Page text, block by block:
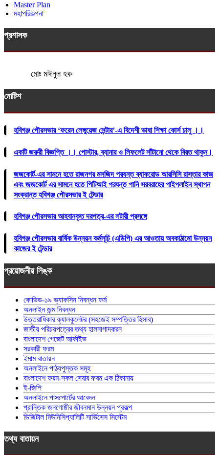
Master Plan
মহাপরিকল্পনা
প্রশাসক
মোঃ মঈনুল হক
নোটিশ
হবিগঞ্জ পৌরসভার ‘ফরেন লেঙ্গুয়েজ সেন্টার’-এ বিদেশী ভাষা শিক্ষা কোর্স চালু ।।
একটি জরুরী বিজ্ঞপ্তি ।। পোস্টার, ব্যানার ও লিফলেট সাঁটানো থেকে বিরত থাকুন।
জজকোর্ট-এর সামনে হতে রাজনগর মসজিদ পরযন্ত ব্যাকরোড আরসিসি রাস্তার কাজ
এবং জজকোর্ট এর সামনে হতে পিটিআই পরযন্ত পানি সরবরাহের পাইপলাইন স্থাপন
সংক্রান্ত হবিগঞ্জ পৌরসভার ই টেন্ডার
হবিগঞ্জ পৌরসভার আহবানকৃত দরপত্র-এর লটারী প্রসঙ্গে
হবিগঞ্জ পৌরসভার বার্ষিক উন্নয়ন কর্মসূচি (এডিপি) এর আওতায় অবকাঠামো উন্নয়ন
কাজের ই টেন্ডার
প্রয়োজনীয় লিঙ্ক
কোভিড-১৯ ভ্যাকসিন নিবন্ধন ফর্ম
অনলাইন জন্ম নিবন্ধন
উত্তরাধিকার ক্যালকুলেটর (সহজেই সম্পত্তির হিসাব)
জাতীয় পরিচয়পত্রের তথ্য হালনাগাদকরন
বাংলাদেশ গেজেট আর্কাইভ
সরকারী ফরম
ইমাম বাতায়ন
অনলাইনে পাঠ্যপুস্তক সমূহ
বাংলাদেশ ফরম-সকল সেবার ফরম এক ঠিকানায়
ই-জিপি
অনলাইনে পাসপোর্টের আবেদন
প্রান্তিক জনগোষ্ঠীর জীবনমান উন্নয়ন প্রকল্প
ডিজিটাল মিউনিসিপ্যালিটি সার্ভিসেস সিস্টেম
তথ্য বাতায়ন